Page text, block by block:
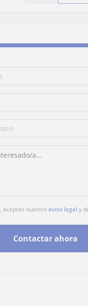
aceptas nuestroaviso legal y
Contactar ahora